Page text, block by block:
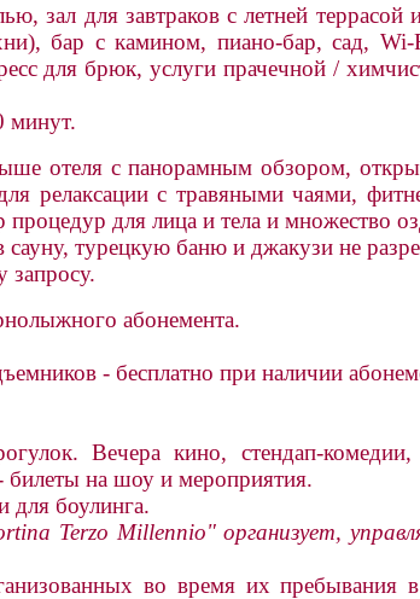
зал для завтраков с летней террасой
бар с камином, пиано-бар, сад, Wi-
для брюк, услуги прачечной /
минут.
отеля с панорамным обзором,
релаксации с травяными чаями,
для лица и тела и множество
турецкую баню и джакузи не
запросу.
абонемента.
- бесплатно при наличии
Вечера кино, стендап-комедии,
билеты на шоу и мероприятия.
для боулинга.
Terzo Millennio" организует,
во время их пребывания